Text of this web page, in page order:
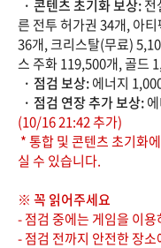
· 콘텐츠 초기화 보상:전
른 전투 허가권 34개, 아
36개, 크리스탈(무료)
스 주화 119,500개, 골드
· 점검 보상:에너지
· 점검 연장 추가 보상:
(10/16 21:42 추가)
* 통합 및 콘텐츠 초기화
실 수 있습니다.
※ 꼭 읽어주세요
- 점검 중에는 게임을 이
- 점검 전까지 안전한 장